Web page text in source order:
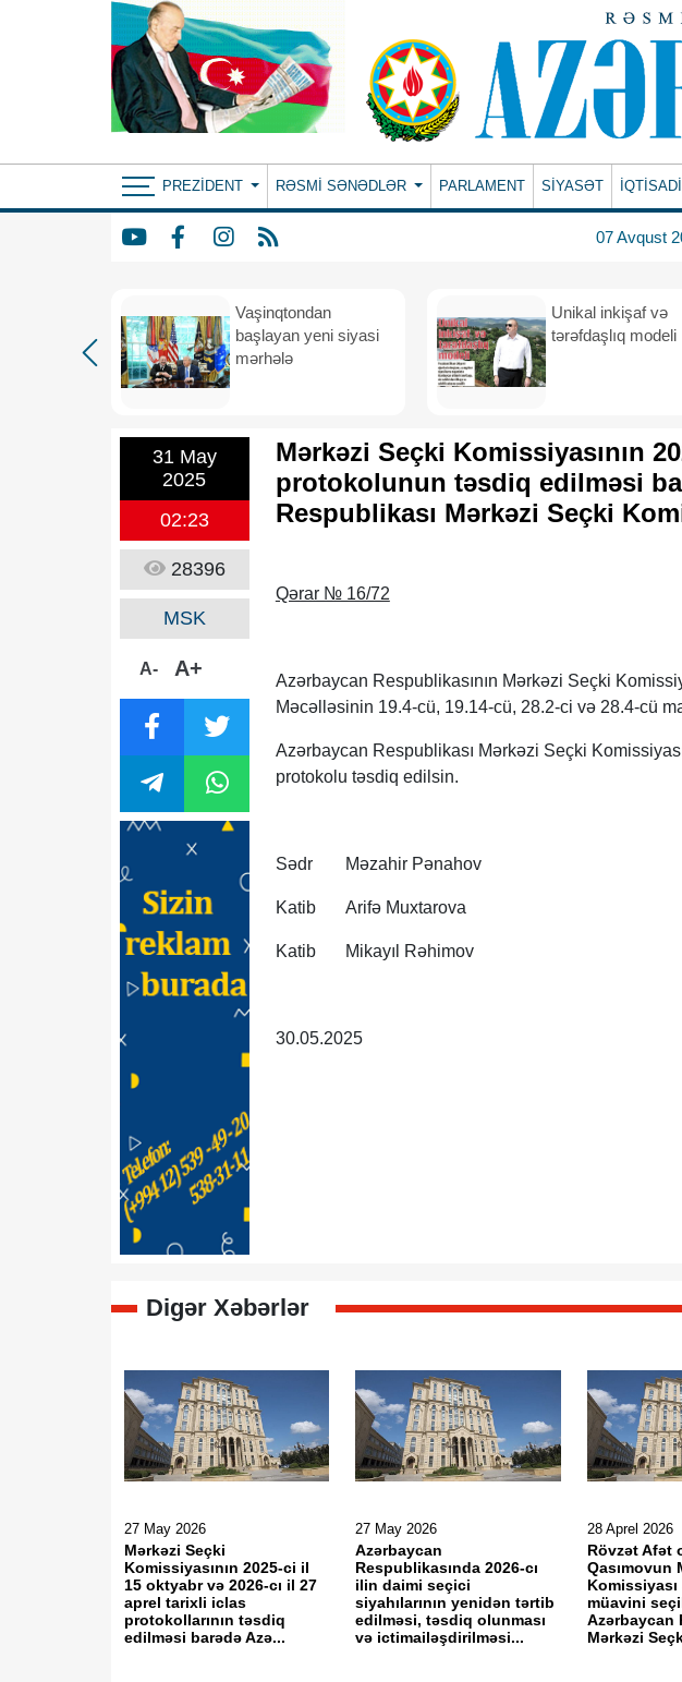
PREZIDENT RƏSMI SƏNƏDLƏR PARLAMENT SİYASƏT
07 Avqust
Vaşinqtondan
başlayan yeni siyasi
mərhələ
Unikal inkişaf və
tərəfdaşlıq modeli
31 May
2025
02:23
28396
MSK
A- A+
Mərkəzi Seçki Komissiyasının
protokolunun təsdiq edilməsi
Respublikası Mərkəzi Seçki
Qərar № 16/72
Azərbaycan Respublikasının Mərkəzi Seçki
Məcəlləsinin 19.4-cü, 19.14-cü, 28.2-ci və 28.4-cü
Azərbaycan Respublikası Mərkəzi Seçki
protokolu təsdiq edilsin.
Sədr Məzahir Pənahov
Katib Arifə Muxtarova
Katib Mikayıl Rəhimov
30.05.2025
Digər Xəbərlər
27 May 2026
Mərkəzi Seçki
Komissiyasının 2025-ci il
15 oktyabr və 2026-cı il 27
aprel tarixli iclas
protokollarının təsdiq
edilməsi barədə Azə...
27 May 2026
Azərbaycan
Respublikasında 2026-cı
ilin daimi seçici
siyahılarının yenidən tərtib
edilməsi, təsdiq olunması
və ictimailəşdirilməsi...
28 Aprel 2026
Rövzət Afət
Qasımovun
müavini
Azərbaycan
Mərkəzi